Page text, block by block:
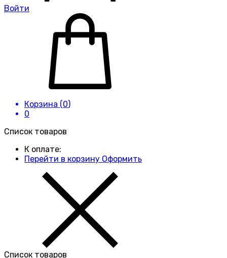
Войти
Корзина (0)
0
Список товаров
К оплате:
Перейти в корзину Оформить
Список товаров